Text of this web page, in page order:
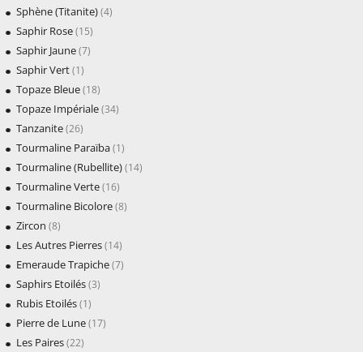
Sphène (Titanite)(4)
Saphir Rose(15)
Saphir Jaune(7)
Saphir Vert(1)
Topaze Bleue(18)
Topaze Impériale(34)
Tanzanite(26)
Tourmaline Paraïba(1)
Tourmaline (Rubellite)(14)
Tourmaline Verte(16)
Tourmaline Bicolore(8)
Zircon (8)
Les Autres Pierres(14)
Emeraude Trapiche(7)
Saphirs Etoilés(3)
Rubis Etoilés(1)
Pierre de Lune(17)
Les Paires(22)